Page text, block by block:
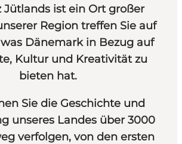
Jütlands ist ein Ort großer
Region treffen Sie auf
Dänemark in Bezug auf
Kultur und Kreativität zu
bieten hat.
Sie die Geschichte und
unseres Landes über 3000
verfolgen, von den ersten